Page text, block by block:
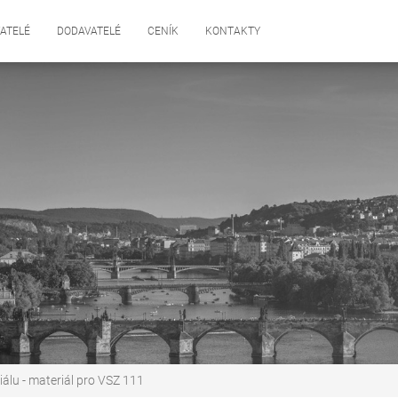
DODAVATELÉ CENÍK KONTAKTY
- materiál pro VSZ 111